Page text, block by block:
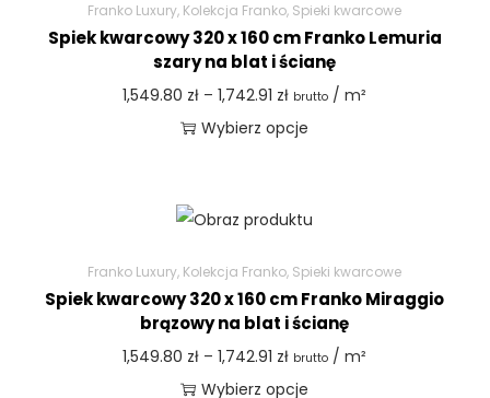
Franko Luxury, Kolekcja Franko, Spieki kwarcowe
Spiek kwarcowy 320 x 160 cm Franko Lemuria
szary na blat i ścianę
1,549.80 zł – 1,742.91 zł brutto / m²
Wybierz opcje
Franko Luxury, Kolekcja Franko, Spieki kwarcowe
Spiek kwarcowy 320 x 160 cm Franko Miraggio
brązowy na blat i ścianę
1,549.80 zł – 1,742.91 zł brutto / m²
Wybierz opcje